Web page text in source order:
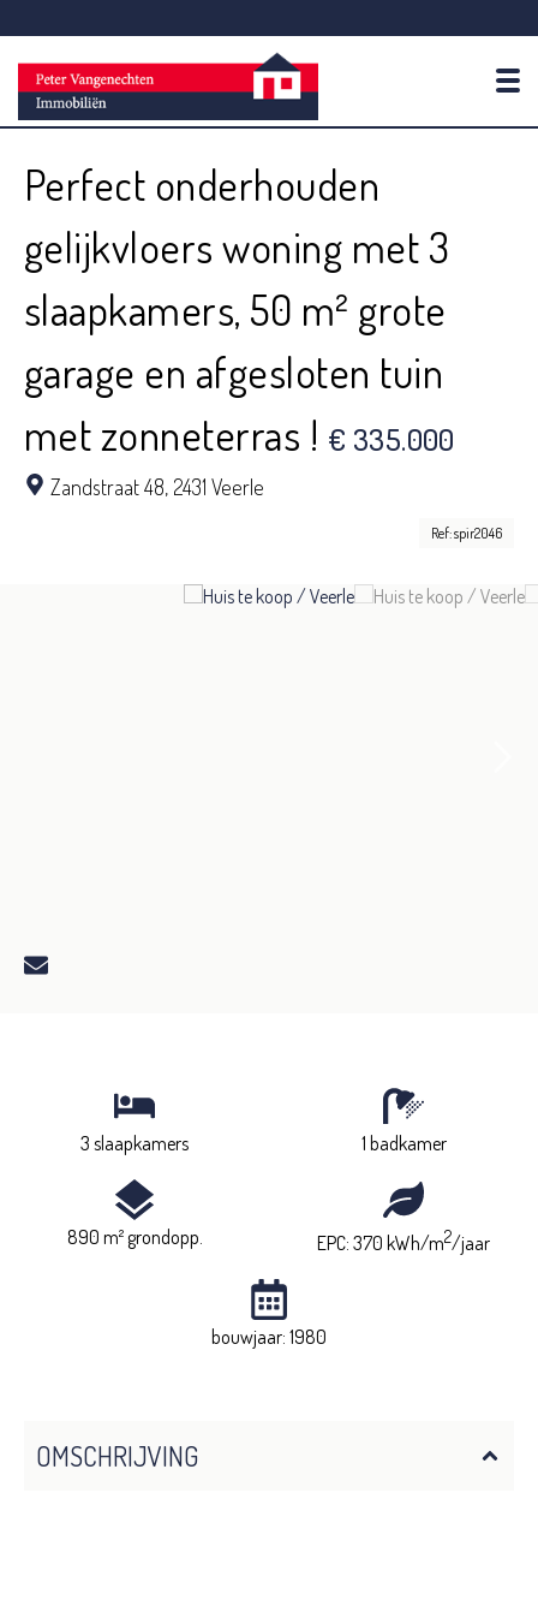
Perfect onderhouden
gelijkvloers woning met 3
slaapkamers, 50 m² grote
garage en afgesloten tuin
met zonneterras ! € 335.000
Zandstraat 48, 2431 Veerle
Ref: spir2046
3 slaapkamers 1 badkamer
890 m² grondopp. EPC: 370 kWh/m2/jaar
bouwjaar: 1980
OMSCHRIJVING